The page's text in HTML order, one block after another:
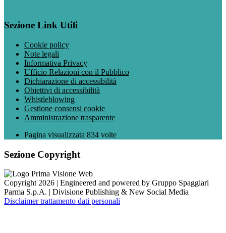
Sezione Link Utili
Cookie policy
Note legali
Informativa Privacy
Ufficio Relazioni con il Pubblico
Dichiarazione di accessibilità
Obiettivi di accessibilità
Whistleblowing
Gestione consensi cookie
Amministrazione trasparente
Pagina visualizzata 834 volte
Sezione Copyright
Copyright 2026 | Engineered and powered by Gruppo Spaggiari
Parma S.p.A. | Divisione Publishing & New Social Media
Disclaimer trattamento dati personali